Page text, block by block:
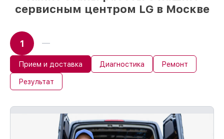
сервисным центром LG в Москве
1
Прием и доставка Диагностика Ремонт
Результат